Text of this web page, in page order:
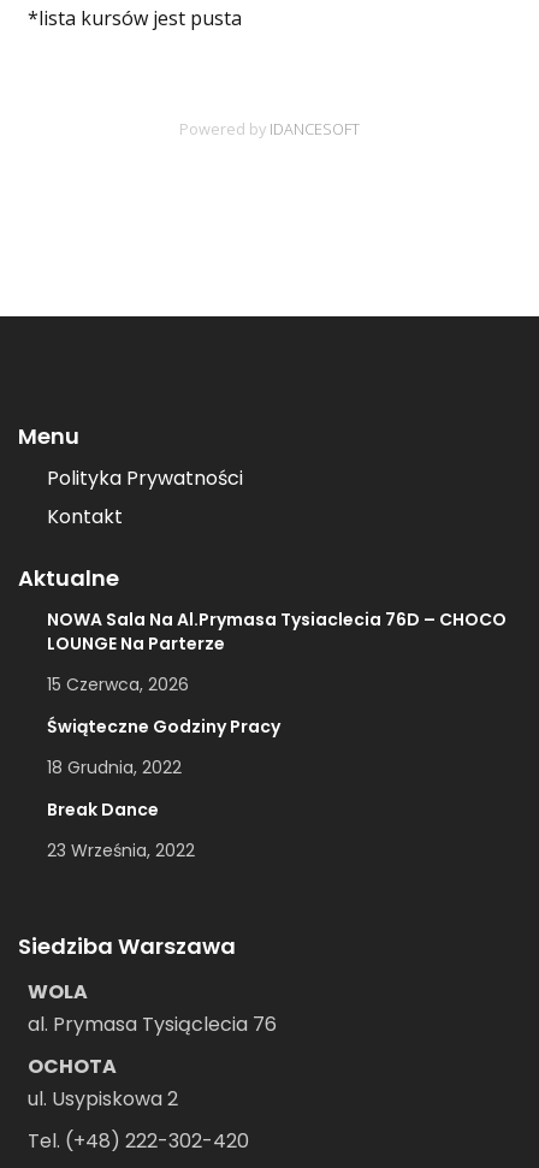
Menu
Polityka Prywatności
Kontakt
Aktualne
NOWA Sala Na Al.Prymasa Tysiaclecia 76D – CHOCO
LOUNGE Na Parterze
15 Czerwca, 2026
Świąteczne Godziny Pracy
18 Grudnia, 2022
Break Dance
23 Września, 2022
Siedziba Warszawa
WOLA
al. Prymasa Tysiąclecia 76
OCHOTA
ul. Usypiskowa 2
Tel. (+48) 222-302-420